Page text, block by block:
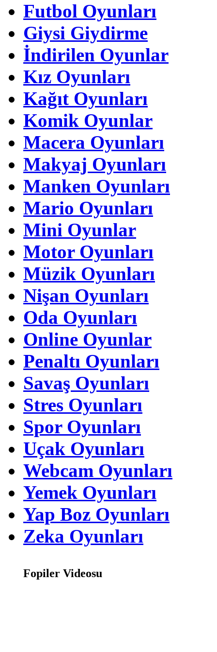
Futbol Oyunları
Giysi Giydirme
İndirilen Oyunlar
Kız Oyunları
Kağıt Oyunları
Komik Oyunlar
Macera Oyunları
Makyaj Oyunları
Manken Oyunları
Mario Oyunları
Mini Oyunlar
Motor Oyunları
Müzik Oyunları
Nişan Oyunları
Oda Oyunları
Online Oyunlar
Penaltı Oyunları
Savaş Oyunları
Stres Oyunları
Spor Oyunları
Uçak Oyunları
Webcam Oyunları
Yemek Oyunları
Yap Boz Oyunları
Zeka Oyunları
Fopiler Videosu